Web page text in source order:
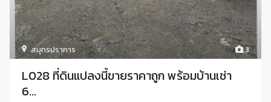
3
สมุทรปราการ
L028 ที่ดินแปลงนี้ขายราคาถูก พร้อมบ้านเช่า
6...